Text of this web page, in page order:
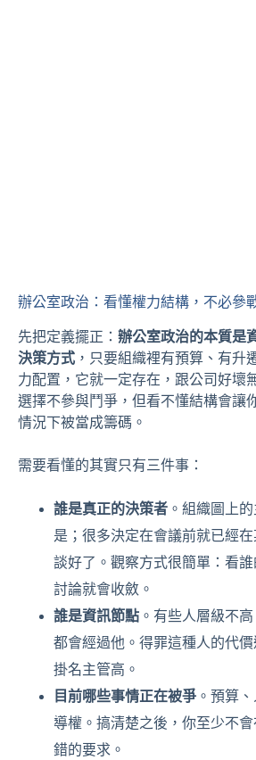
辦公室政治：看懂權力結構，不必參
先把定義擺正： 辦公室政治的本質是
決策方式 ，只要組織裡有預算、有升
力配置，它就一定存在，跟公司好壞
選擇不參與鬥爭，但看不懂結構會讓
情況下被當成籌碼。
需要看懂的其實只有三件事：
誰是真正的決策者 。組織圖上
是；很多決定在會議前就已經
談好了。觀察方式很簡單：看
討論就會收斂。
誰是資訊節點 。有些人層級不
都會經過他。得罪這種人的代
掛名主管高。
目前哪些事情正在被爭 。預算
導權。搞清楚之後，你至少不
錯的要求。